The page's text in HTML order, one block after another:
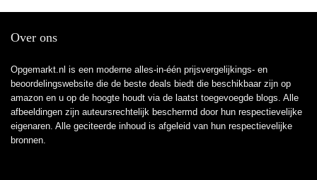
Over ons
Opgemarkt.nl is een moderne alles-in-één prijsvergelijkings- en
beoordelingswebsite die de beste deals biedt die beschikbaar zijn op
amazon en u op de hoogte houdt via de laatst toegevoegde blogs. Alle
afbeeldingen zijn auteursrechtelijk beschermd door hun respectievelijke
eigenaren. Alle geciteerde inhoud is afgeleid van hun respectievelijke
bronnen.